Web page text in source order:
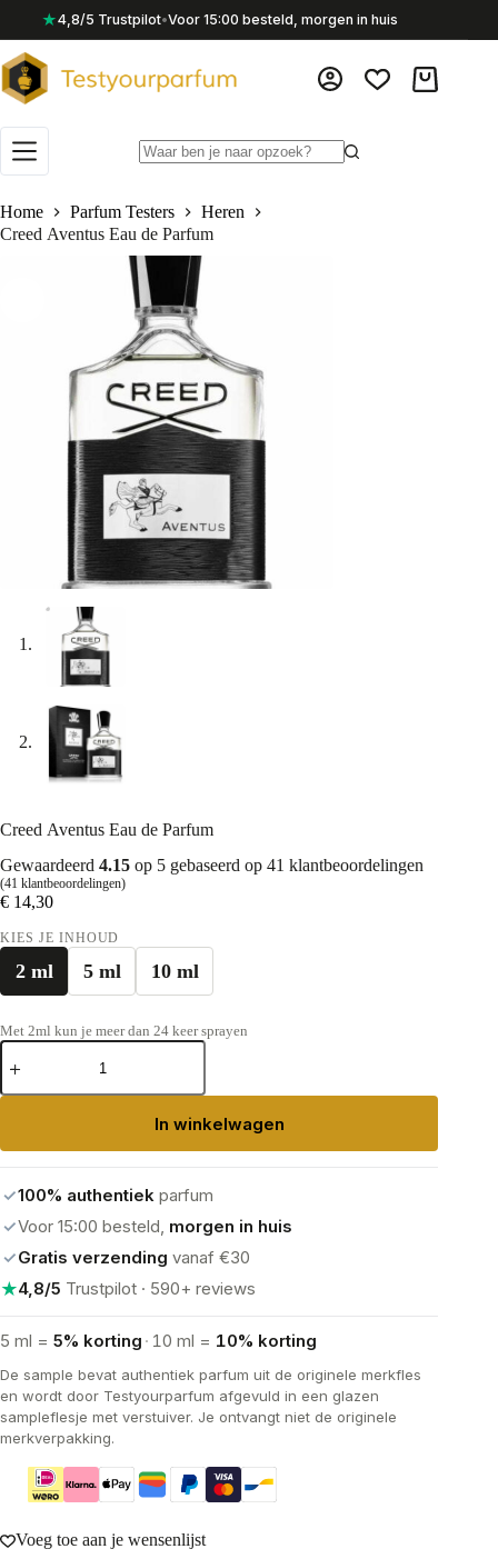
inhoud
★4,8/5 Trustpilot•Voor 15:00 besteld, morgen in huis
Home
Parfum Testers
Heren
Creed Aventus Eau de Parfum
Creed Aventus Eau de Parfum
Gewaardeerd 4.15 op 5 gebaseerd op 41 klantbeoordelingen
(41 klantbeoordelingen)
€ 14,30
KIES JE INHOUD
2 ml 5 ml 10 ml
Met 2ml kun je meer dan 24 keer sprayen
Creed Aventus
Eau
Parfum
In winkelwagen
✓100% authentiek parfum
✓Voor 15:00 besteld, morgen in huis
✓Gratis verzending vanaf €30
★4,8/5 Trustpilot · 590+ reviews
5 ml = 5% korting · 10 ml = 10% korting
De sample bevat authentiek parfum uit de originele merkfles
en wordt door Testyourparfum afgevuld in een glazen
sampleflesje met verstuiver. Je ontvangt niet de originele
merkverpakking.
Voeg toe aan je wensenlijst